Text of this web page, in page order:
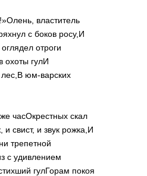
Олень, властитель
с боков росу, И
отроги
охоты гулИ
В юм-варских
часОкрестных скал
и свист, и звук рожка, И
трепетной
с удивлением
гулГорам покоя